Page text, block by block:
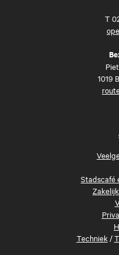
T
1019
Stadscafé
Techniek/